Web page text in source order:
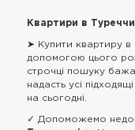
Квартири в
➤ Купити квартиру в
допомогою цього
строчці пошуку
надасть усі
на сьогодні.
✓ Допоможемо